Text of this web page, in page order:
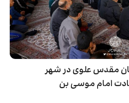
مقدس علوی در شهر
امام موسی بن